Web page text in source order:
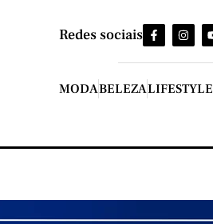
Redes sociais
MODABELEZALIFESTYLE